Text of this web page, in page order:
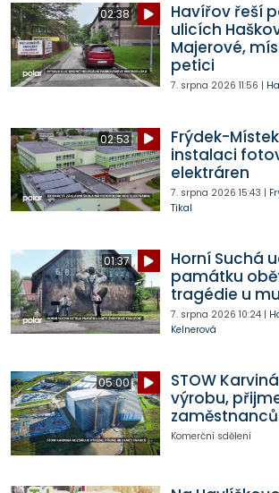
02:38
Havířov řeší
ulicích
Majerové,
petici
7. srpna 2026 11:56 |
02:53
Frýdek-
instalaci
elektráren
7. srpna 2026 15:43 |
Tikal
01:37
Horní Suchá
památku
tragédie u
7. srpna 2026 10:24|
Kelnerová
05:00
STOW
výrobu,
zaměstnanců
Komerční sdělení